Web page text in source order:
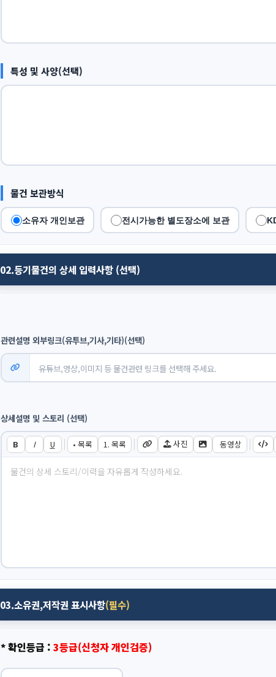
특성 및 사양(선택)
물건 보관방식
소유자 개인보관 전시가능한 별도장소에 보관
02.등기물건의 상세 입력사항 (선택)
관련설명 외부링크(유투브,기사,기타)(선택)
상세설명 및 스토리 (선택)
B I U • 목록 1. 목록 사진 동영상
03.소유권,저작권 표시사항(필수)
* 확인등급 : 3등급(신청자 개인검증)